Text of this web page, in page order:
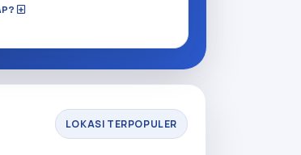
LOKASI TERPOPULER